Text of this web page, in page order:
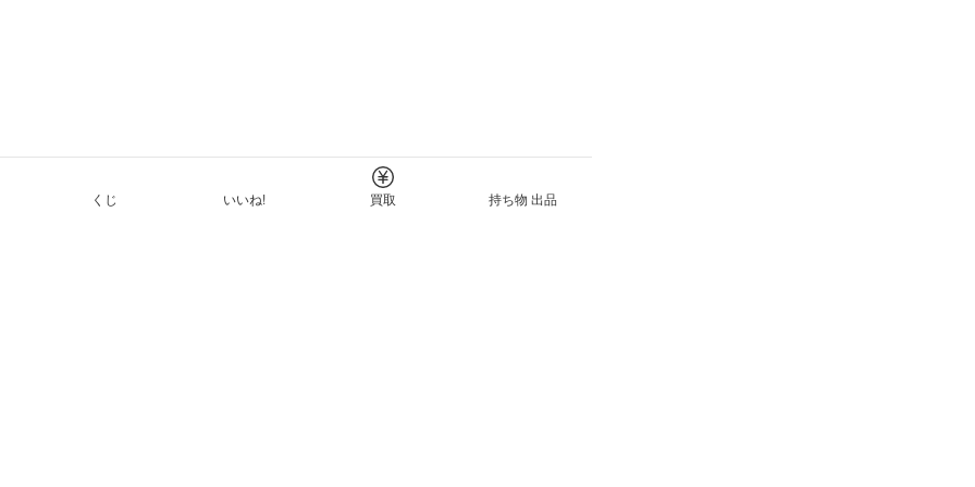
くじ いいね! 買取 持ち物 出品